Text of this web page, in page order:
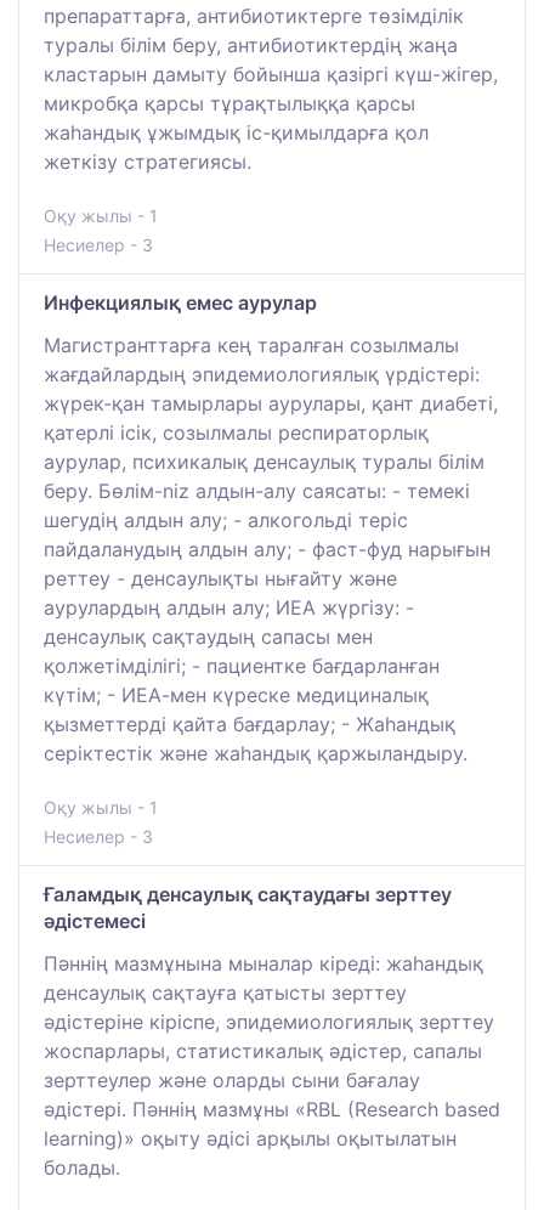
препараттарға, антибиотиктерге төзімділік
туралы білім беру, антибиотиктердің жаңа
кластарын дамыту бойынша қазіргі күш-жігер,
микробқа қарсы тұрақтылыққа қарсы
жаһандық ұжымдық іс-қимылдарға қол
жеткізу стратегиясы.
Оқу жылы - 1
Несиелер - 3
Инфекциялық емес аурулар
Магистранттарға кең таралған созылмалы
жағдайлардың эпидемиологиялық үрдістері:
жүрек-қан тамырлары аурулары, қант диабеті,
қатерлі ісік, созылмалы респираторлық
аурулар, психикалық денсаулық туралы білім
беру. Бөлім-niz алдын-алу саясаты: - темекі
шегудің алдын алу; - алкогольді теріс
пайдаланудың алдын алу; - фаст-фуд нарығын
реттеу - денсаулықты нығайту және
аурулардың алдын алу; ИЕА жүргізу: -
денсаулық сақтаудың сапасы мен
қолжетімділігі; - пациентке бағдарланған
күтім; - ИЕА-мен күреске медициналық
қызметтерді қайта бағдарлау; - Жаһандық
серіктестік және жаһандық қаржыландыру.
Оқу жылы - 1
Несиелер - 3
Ғаламдық денсаулық сақтаудағы зерттеу
әдістемесі
Пәннің мазмұнына мыналар кіреді: жаһандық
денсаулық сақтауға қатысты зерттеу
әдістеріне кіріспе, эпидемиологиялық зерттеу
жоспарлары, статистикалық әдістер, сапалы
зерттеулер және оларды сыни бағалау
әдістері. Пәннің мазмұны «RBL (Research based
learning)» оқыту әдісі арқылы оқытылатын
болады.